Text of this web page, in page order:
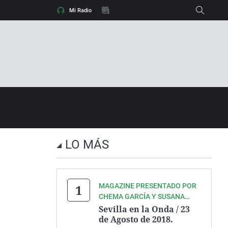
el tiempo Dani Alves Carlos III
Mi Radio
LO MÁS
MAGAZINE PRESENTADO POR
CHEMA GARCÍA Y SUSANA
VALDÉS.
Sevilla en la Onda / 23
de Agosto de 2018.